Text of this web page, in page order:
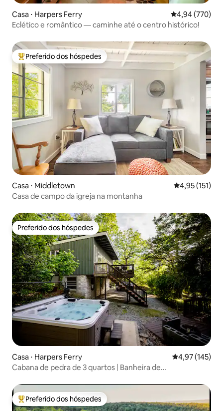
Casa ⋅ Harpers Ferry 4,94 de uma
4,94 (770)
Eclético e romântico — caminhe até o centro histórico!
Entre os melhores preferidos dos hóspedes
Preferido dos hóspedes
Casa ⋅ Middletown 4,95 de uma
4,95 (151)
Casa de campo da igreja na montanha
Preferido dos hóspedes
Preferido dos hóspedes
Casa ⋅ Harpers Ferry 4,97 de uma
4,97 (145)
Cabana de pedra de 3 quartos | Banheira de
Entre os melhores preferidos dos hóspedes
Preferido dos hóspedes